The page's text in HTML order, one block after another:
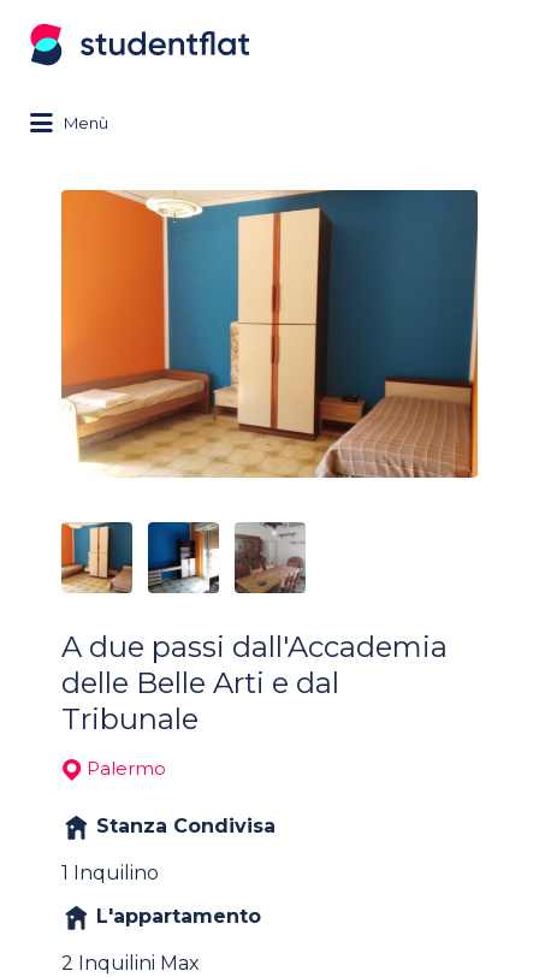
for:
Menù
A due passi dall'Accademia
delle Belle Arti e dal
Tribunale
Palermo
Stanza Condivisa
1 Inquilino
L'appartamento
2 Inquilini Max